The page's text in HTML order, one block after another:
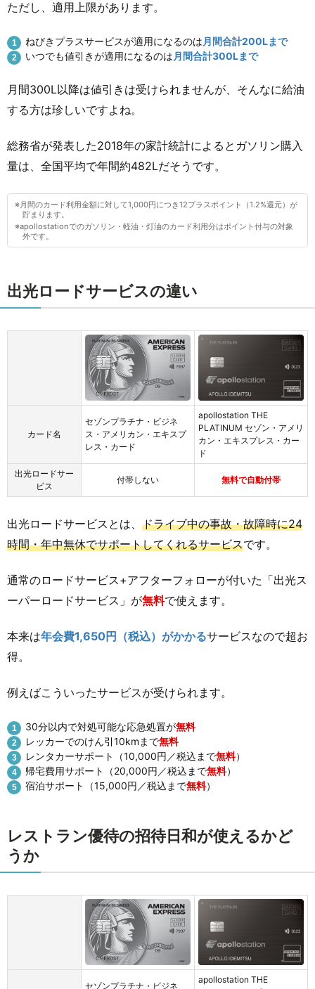
ただし、適用上限があります。
ねびきプラスサービスが適用になるのは 月間合計200Lまで
いつでも値引きが適用になるのは 月間合計300Lまで
月間300L以降は値引きは受けられませんが、そんなに給油
する方は珍しいですよね。
総務省が発表した2018年の家計統計によるとガソリン購入
量は、全国平均で年間約482Lだそうです。
※月間のカード利用金額に対して1,000円につき12プラスポイント（1.2%還元）が
貯まります。
※apollostationでのガソリン・軽油・灯油のカード利用分はポイント付与の対象
外です。
出光ロードサービスの違い
カード名
セゾンプラチナ・ビジネ
ス・アメリカン・エキスプ
レス・カード
apollostation THE
PLATINUM セゾン・アメリ
カン・エキスプレス・カー
ド
出光ロードサー
ビス
付帯しない 無料で自動付帯
出光ロードサービスとは、 ドライブ中の事故・故障時に24
時間・年中無休でサポートしてくれるサービスです。
通常のロードサービス+アフターフォローが付いた「出光ス
ーパーロードサービス」が無料で使えます。
本来は年会費1,650円（税込）がかかるサービスなので超お
得。
例えばこういったサービスが受けられます。
30分以内で対処可能な応急処置が無料
レッカーでのけん引10kmまで無料
レンタカーサポート（10,000円／税込まで無料）
帰宅費用サポート（20,000円／税込まで無料）
宿泊サポート（15,000円／税込まで無料）
レストラン優待の招待日和が使えるかど
うか
セゾンプラチナ・ビジネ
apollostation THE